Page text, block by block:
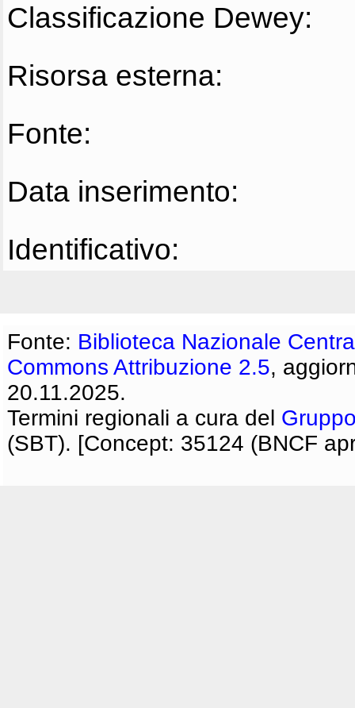
Classificazione Dewey:
Risorsa esterna:
Fonte:
Data inserimento:
Identificativo:
Fonte: Biblioteca Nazionale
Commons Attribuzione 2.5,
20.11.2025.
Termini regionali a cura del
(SBT). [Concept: 35124 (BNCF